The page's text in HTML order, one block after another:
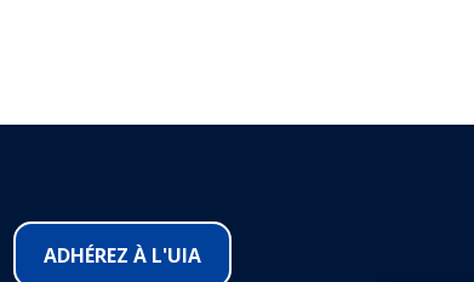
ADHÉREZ À L'UIA